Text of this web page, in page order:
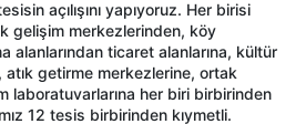
açılışını yapıyoruz. Her birisi
gelişim merkezlerinden, köy
alanlarından ticaret alanlarına, kültür
getirme merkezlerine, ortak
laboratuvarlarına her biri birbirinden
12 tesis birbirinden kıymetli.